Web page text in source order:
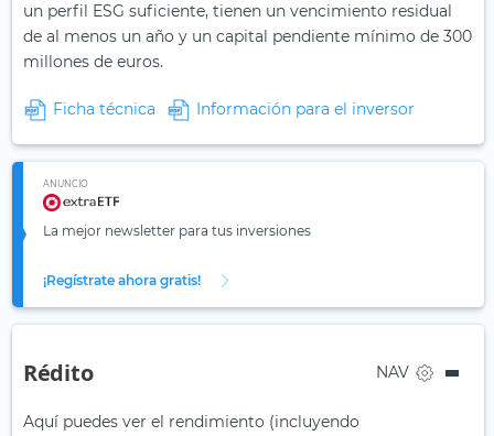
un perfil ESG suficiente, tienen un vencimiento residual
de al menos un año y un capital pendiente mínimo de 300
millones de euros.
Ficha técnica Información para el inversor
ANUNCIO
La mejor newsletter para tus inversiones
¡Regístrate ahora gratis!
Rédito NAV
Aquí puedes ver el rendimiento (incluyendo